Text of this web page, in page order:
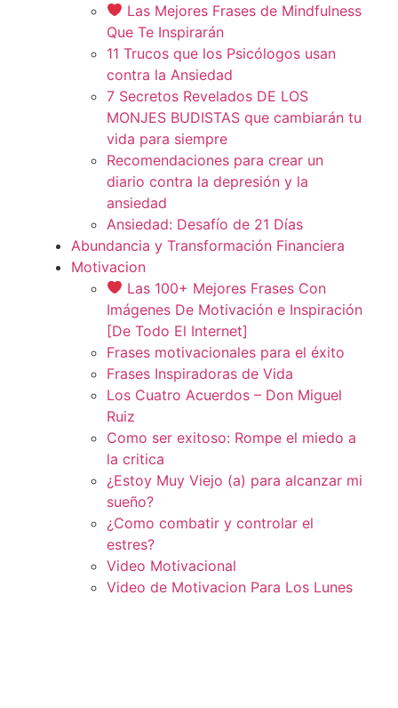
Las Mejores Frases de Mindfulness
Que Te Inspirarán
11 Trucos que los Psicólogos usan
contra la Ansiedad
7 Secretos Revelados DE LOS
MONJES BUDISTAS que cambiarán tu
vida para siempre
Recomendaciones para crear un
diario contra la depresión y la
ansiedad
Ansiedad: Desafío de 21 Días
Abundancia y Transformación Financiera
Motivacion
Las 100+ Mejores Frases Con
Imágenes De Motivación e Inspiración
[De Todo El Internet]
Frases motivacionales para el éxito
Frases Inspiradoras de Vida
Los Cuatro Acuerdos – Don Miguel
Ruiz
Como ser exitoso: Rompe el miedo a
la critica
¿Estoy Muy Viejo (a) para alcanzar mi
sueño?
¿Como combatir y controlar el
estres?
Video Motivacional
Video de Motivacion Para Los Lunes